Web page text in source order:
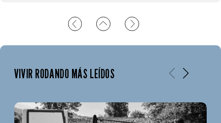
VIVIR RODANDO MÁS LEÍDOS